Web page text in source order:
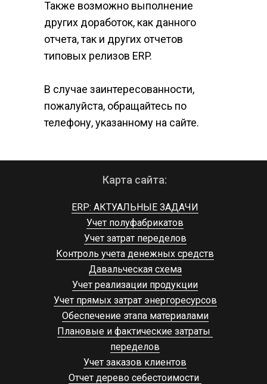
Также возможно выполнение
других доработок, как данного
отчета, так и других отчетов
типовых релизов ERP.​
В случае заинтересованности,
пожалуйста, обращайтесь по
телефону, указанному на сайте.
Карта сайта:
ERP: АКТУАЛЬНЫЕ ЗАДАЧИ
Учет полуфабрикатов
Учет затрат переделов
Контроль учета денежных средств
Давальческая схема
Учет реализации продукции
Учет прямых затрат энергоресурсов
Обеспечение этапа материалами
Плановые и фактические затраты
переделов
Учет заказов клиентов
Отчет дерево себестоимости